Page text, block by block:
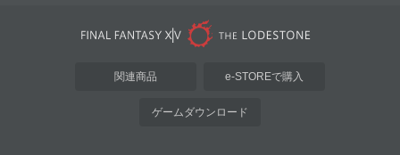
関連商品 e-STOREで購入
ゲームダウンロード